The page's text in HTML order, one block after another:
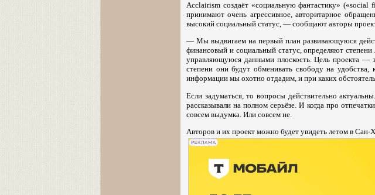
Acclairism создаёт «социальную фантастику»
принимают очень агрессивное, авторитарное
высокий социальный статус, — сообщают авторы
— Мы выдвигаем на первый план развивающуюся
финансовый и социальный статус, определяют
управляющуюся данными плоскость. Цель проекта —
степени они будут обменивать свободу на
информации мы охотно отдадим, и при каких
Если задуматься, то вопросы действительно
рассказывали на полном серьёзе. И когда про
совсем выдумка. Или совсем не.
Авторов и их проект можно будет увидеть летом в Сан-